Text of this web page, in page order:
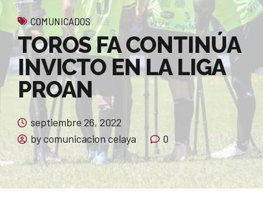
COMUNICADOS
TOROS FA CONTINÚA
INVICTO EN LA LIGA
PROAN
septiembre 26, 2022
by comunicacion celaya
0